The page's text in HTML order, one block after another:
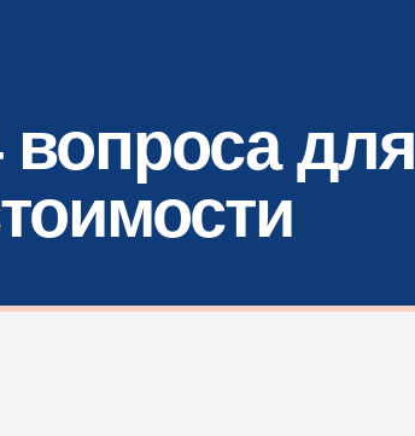
вопроса для